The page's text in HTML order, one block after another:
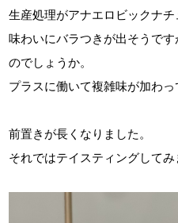
生産処理がアナエロビックナ
味わいにバラつきが出そうで
のでしょうか。
プラスに働いて複雑味が加わっ
前置きが長くなりました。
それではテイスティングしてみ